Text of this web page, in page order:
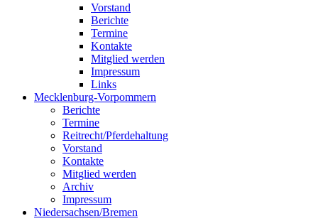
Vorstand
Berichte
Termine
Kontakte
Mitglied werden
Impressum
Links
Mecklenburg-Vorpommern
Berichte
Termine
Reitrecht/Pferdehaltung
Vorstand
Kontakte
Mitglied werden
Archiv
Impressum
Niedersachsen/Bremen